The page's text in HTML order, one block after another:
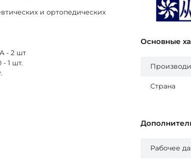
и ортопедических
- 2 шт
1 шт.
Основные
Страна
Рабочее